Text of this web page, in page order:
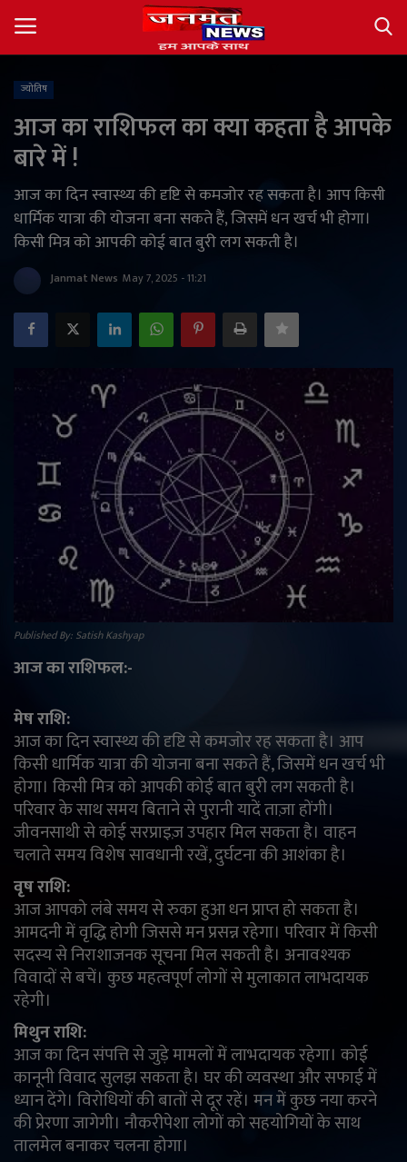
About
Contact
देश
अंतर्राष्ट्रीय
राज्य
खेल
राजनीति
मनोरंजन
अपराध
ज्योतिष
वीडियो
व्यापार
टेक्नोलॉजी
ई-पेपर
Language
English Arabic
ज्योतिष
आज का राशिफल का क्या कहता है आपके
बारे में !
आज का दिन स्वास्थ्य की दृष्टि से कमजोर रह सकता है। आप किसी
धार्मिक यात्रा की योजना बना सकते हैं, जिसमें धन खर्च भी होगा।
किसी मित्र को आपकी कोई बात बुरी लग सकती है।
Janmat News May 7, 2025 - 11:21
Published By: Satish Kashyap
आज का राशिफल:-
मेष राशि:
आज का दिन स्वास्थ्य की दृष्टि से कमजोर रह सकता है। आप
किसी धार्मिक यात्रा की योजना बना सकते हैं, जिसमें धन खर्च भी
होगा। किसी मित्र को आपकी कोई बात बुरी लग सकती है।
परिवार के साथ समय बिताने से पुरानी यादें ताज़ा होंगी।
जीवनसाथी से कोई सरप्राइज़ उपहार मिल सकता है। वाहन
चलाते समय विशेष सावधानी रखें, दुर्घटना की आशंका है।
वृष राशि:
आज आपको लंबे समय से रुका हुआ धन प्राप्त हो सकता है।
आमदनी में वृद्धि होगी जिससे मन प्रसन्न रहेगा। परिवार में किसी
सदस्य से निराशाजनक सूचना मिल सकती है। अनावश्यक
विवादों से बचें। कुछ महत्वपूर्ण लोगों से मुलाकात लाभदायक
रहेगी।
मिथुन राशि:
आज का दिन संपत्ति से जुड़े मामलों में लाभदायक रहेगा। कोई
कानूनी विवाद सुलझ सकता है। घर की व्यवस्था और सफाई में
ध्यान देंगे। विरोधियों की बातों से दूर रहें। मन में कुछ नया करने
की प्रेरणा जागेगी। नौकरीपेशा लोगों को सहयोगियों के साथ
तालमेल बनाकर चलना होगा।